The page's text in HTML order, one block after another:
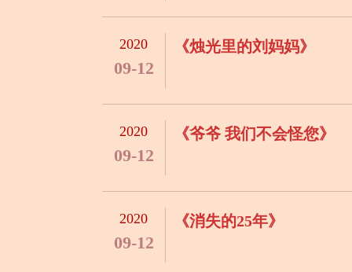
2020
09-12
《烛光里的刘妈妈》
2020
09-12
《爷爷 我们不会怪您》
2020
09-12
《消失的25年》